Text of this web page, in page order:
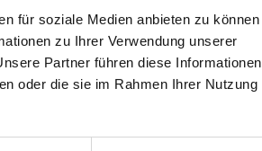
für soziale Medien anbieten zu können
zu Ihrer Verwendung unserer
Partner führen diese Informationen
oder die sie im Rahmen Ihrer Nutzung